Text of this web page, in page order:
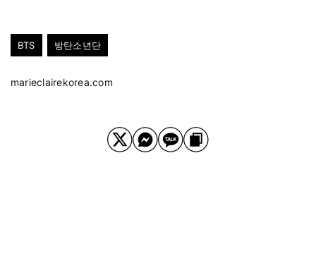
BTS 방탄소년단
marieclairekorea.com